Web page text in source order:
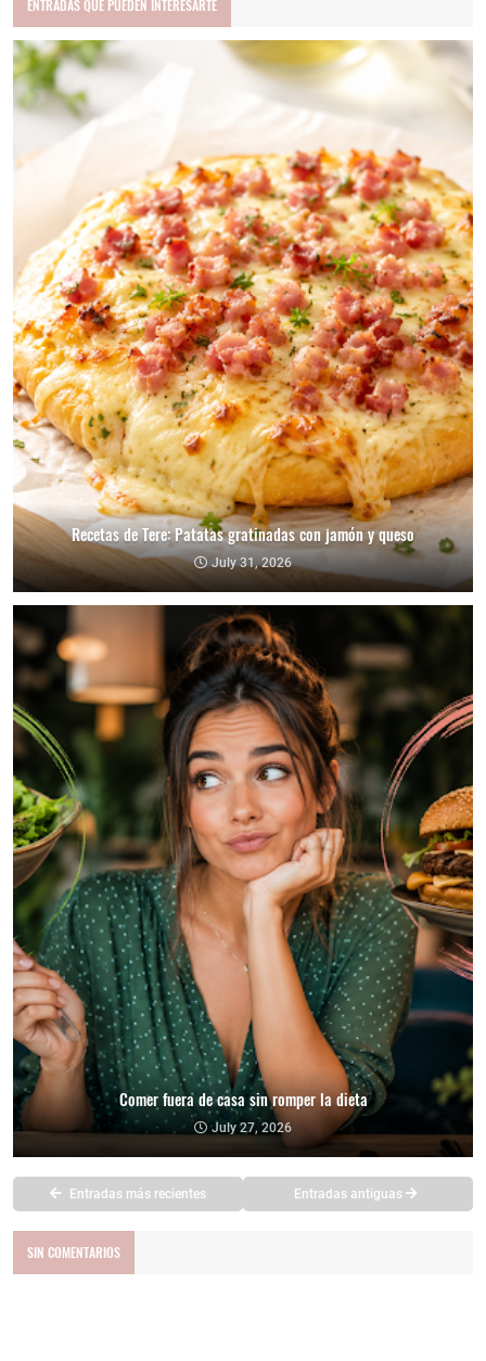
ENTRADAS QUE PUEDEN INTERESARTE
Recetas de Tere: Patatas gratinadas con jamón y queso
July 31, 2026
Comer fuera de casa sin romper la dieta
July 27, 2026
Entradas más recientes Entradas antiguas
SIN COMENTARIOS